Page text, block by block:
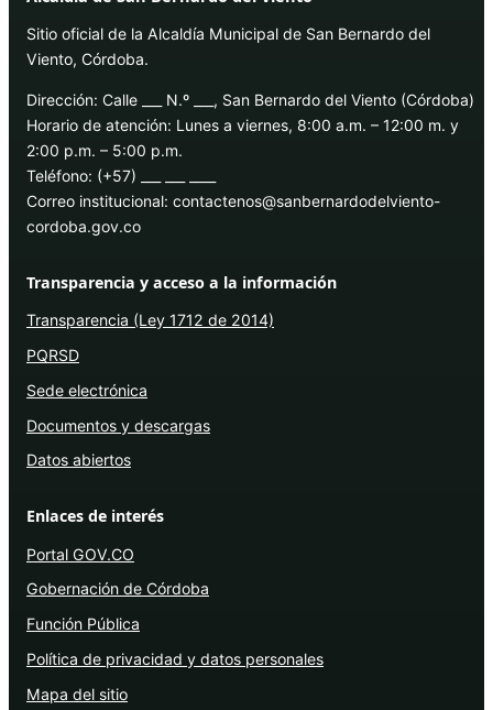
Sitio oficial de la Alcaldía Municipal de San Bernardo del
Viento, Córdoba.
Dirección: Calle ___ N.º ___, San Bernardo del Viento (Córdoba)
Horario de atención: Lunes a viernes, 8:00 a.m. – 12:00 m. y
2:00 p.m. – 5:00 p.m.
Teléfono: (+57) ___ ___ ____
Correo institucional: contactenos@sanbernardodelviento-
cordoba.gov.co
Transparencia y acceso a la información
Transparencia (Ley 1712 de 2014)
PQRSD
Sede electrónica
Documentos y descargas
Datos abiertos
Enlaces de interés
Portal GOV.CO
Gobernación de Córdoba
Función Pública
Política de privacidad y datos personales
Mapa del sitio